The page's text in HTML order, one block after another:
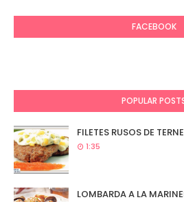
FACEBOOK
POPULAR
FILETES RUSOS DE
1:35
LOMBARDA A LA